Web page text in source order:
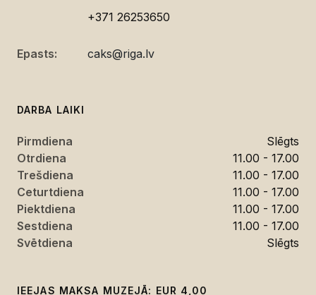
+371 26253650
Epasts: caks@riga.lv
DARBA LAIKI
Pirmdiena
Slēgts
Otrdiena
11.00 - 17.00
Trešdiena
11.00 - 17.00
Ceturtdiena
11.00 - 17.00
Piektdiena
11.00 - 17.00
Sestdiena
11.00 - 17.00
Svētdiena
Slēgts
IEEJAS MAKSA MUZEJĀ: EUR 4,00